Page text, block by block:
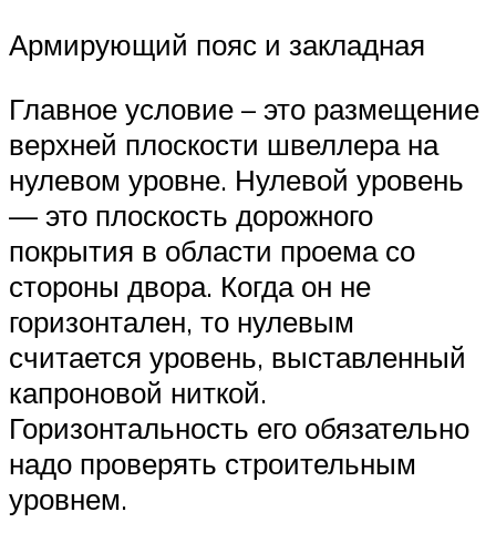
Армирующий пояс и закладная
Главное условие – это размещение
верхней плоскости швеллера на
нулевом уровне. Нулевой уровень
— это плоскость дорожного
покрытия в области проема со
стороны двора. Когда он не
горизонтален, то нулевым
считается уровень, выставленный
капроновой ниткой.
Горизонтальность его обязательно
надо проверять строительным
уровнем.